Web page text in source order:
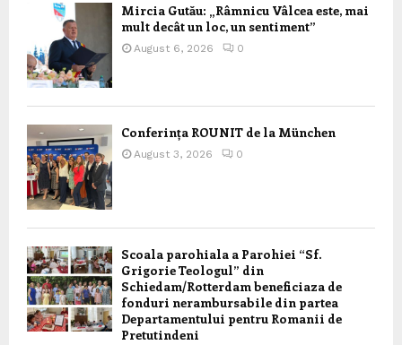
Mircia Gutău: „Râmnicu Vâlcea este, mai
mult decât un loc, un sentiment”
August 6, 2026 0
Conferința ROUNIT de la München
August 3, 2026 0
Scoala parohiala a Parohiei “Sf.
Grigorie Teologul” din
Schiedam/Rotterdam beneficiaza de
fonduri nerambursabile din partea
Departamentului pentru Romanii de
Pretutindeni